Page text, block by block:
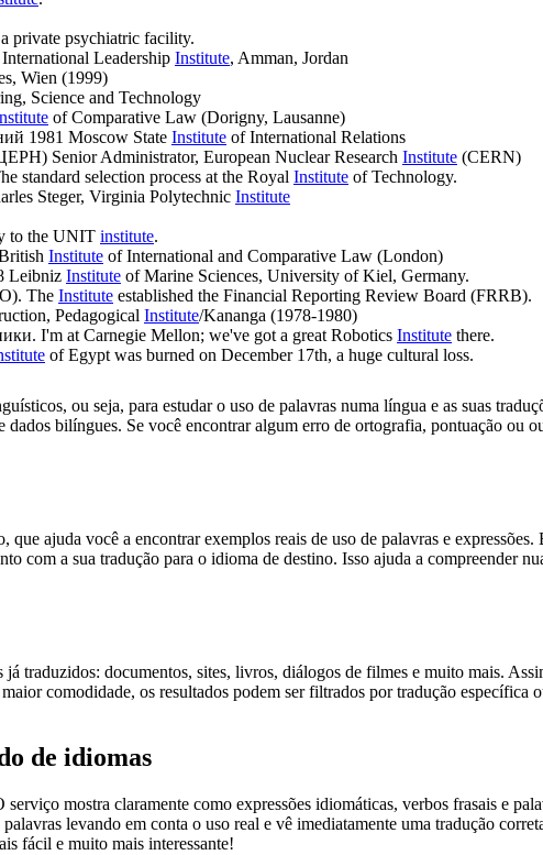
private psychiatric facility.
Leadership Institute, Amman, Jordan
Wien (1999)
Science and Technology
of Comparative Law (Dorigny, Lausanne)
1981 Moscow State Institute of International Relations
Senior Administrator, European Nuclear Research Institute (CERN)
standard selection process at the Royal Institute of Technology.
Steger, Virginia Polytechnic Institute
to the UNIT institute.
Institute of International and Comparative Law (London)
Leibniz Institute of Marine Sciences, University of Kiel, Germany.
The Institute established the Financial Reporting Review Board (FRRB).
Pedagogical Institute/Kananga (1978-1980)
I'm at Carnegie Mellon; we've got a great Robotics Institute there.
of Egypt was burned on December 17th, a huge cultural loss.
ou seja, para estudar o uso de palavras numa língua e as suas
bilíngues. Se você encontrar algum erro de ortografia, pontuação ou
ajuda você a encontrar exemplos reais de uso de palavras e
com a sua tradução para o idioma de destino. Isso ajuda a compreender
traduzidos: documentos, sites, livros, diálogos de filmes e muito mais.
comodidade, os resultados podem ser filtrados por tradução específica
de idiomas
mostra claramente como expressões idiomáticas, verbos frasais e
levando em conta o uso real e vê imediatamente uma tradução
fácil e muito mais interessante!